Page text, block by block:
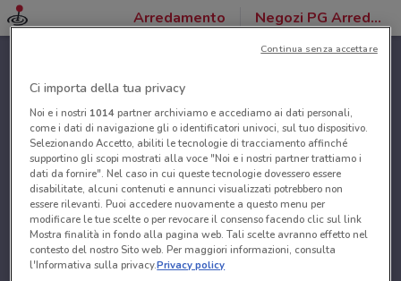
Arredamento Negozi PG Arredamenti
Ci importa della tua privacy
Noi e i nostri 1014partner archiviamo e accediamo ai dati personali,
come i dati di navigazione gli o identificatori univoci, sul tuo dispositivo.
Selezionando Accetto, abiliti le tecnologie di tracciamento affinché
supportino gli scopi mostrati alla voce "Noi e i nostri partner trattiamo i
dati da fornire". Nel caso in cui queste tecnologie dovessero essere
disabilitate, alcuni contenuti e annunci visualizzati potrebbero non
essere rilevanti. Puoi accedere nuovamente a questo menu per
modificare le tue scelte o per revocare il consenso facendo clic sul link
Mostra finalità in fondo alla pagina web. Tali scelte avranno effetto nel
contesto del nostro Sito web. Per maggiori informazioni, consulta
l'Informativa sulla privacy.Privacy policy
Continua senza accettare